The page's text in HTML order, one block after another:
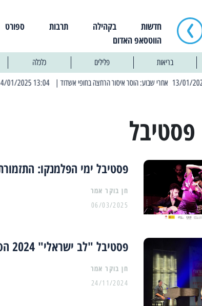
חדשות בקהילה תרבות ספורט
הווטסאפ האדום
בריאות פלילים כלכלה
| 13:04 14/01/2025 עובדים בלילות: עבודות קרצוף וריבוד אספלט
פסטיבל
פסטיבל ימי הפלמנקו:
06/03/2025
פסטיבל "לב ישראלי" 2024 הסתיים בהצלחה גדולה
24/11/2024